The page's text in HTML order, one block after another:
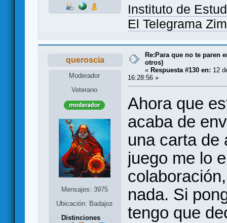
Instituto de
El Telegrama
queroscia
Moderador
Veterano
Mensajes: 3975
Ubicación: Badajoz
Distinciones
Re:Para que no te paren
otros)
« Respuesta #130 en: 12
16:28:56 »
Ahora que
acaba de
una carta de
juego me lo
nada. Si
tengo que